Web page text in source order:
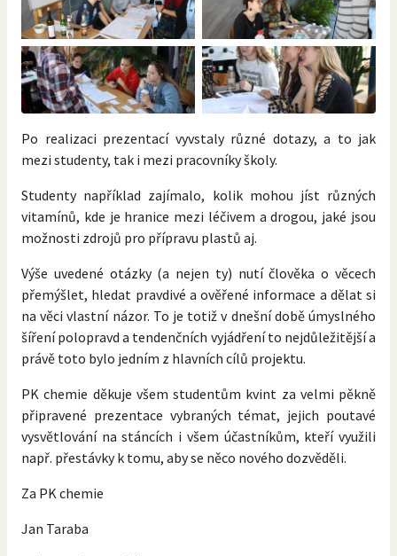
Po realizaci prezentací vyvstaly různé dotazy, a to jak
mezi studenty, tak i mezi pracovníky školy.
Studenty například zajímalo, kolik mohou jíst různých
vitamínů, kde je hranice mezi léčivem a drogou, jaké jsou
možnosti zdrojů pro přípravu plastů aj.
Výše uvedené otázky (a nejen ty) nutí člověka o věcech
přemýšlet, hledat pravdivé a ověřené informace a dělat si
na věci vlastní názor. To je totiž v dnešní době úmyslného
šíření polopravd a tendenčních vyjádření to nejdůležitější a
právě toto bylo jedním z hlavních cílů projektu.
PK chemie děkuje všem studentům kvint za velmi pěkně
připravené prezentace vybraných témat, jejich poutavé
vysvětlování na stáncích i všem účastníkům, kteří využili
např. přestávky k tomu, aby se něco nového dozvěděli.
Za PK chemie
Jan Taraba